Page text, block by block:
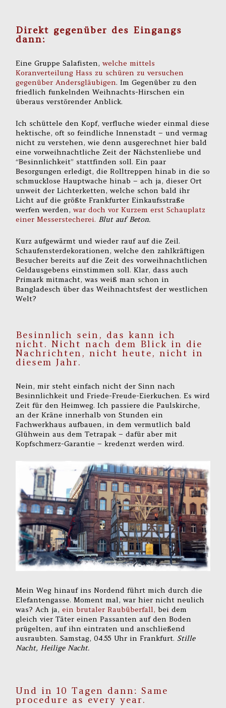
Direkt gegenüber des Eingangs
dann:
Eine Gruppe Salafisten,welche mittels
Koranverteilung Hass zu schüren zu versuchen
gegenüber Andersgläubigen. Im Gegenüber zu den
friedlich funkelnden Weihnachts-Hirschen ein
überaus verstörender Anblick.
Ich schüttele den Kopf, verfluche wieder einmal diese
hektische, oft so feindliche Innenstadt – und vermag
nicht zu verstehen, wie denn ausgerechnet hier bald
eine vorweihnachtliche Zeit der Nächstenliebe und
“Besinnlichkeit” stattfinden soll. Ein paar
Besorgungen erledigt, die Rolltreppen hinab in die so
schmucklose Hauptwache hinab – ach ja, dieser Ort
unweit der Lichterketten, welche schon bald ihr
Licht auf die größte Frankfurter Einkaufsstraße
werfen werden,war doch vor Kurzem erst Schauplatz
einer Messerstecherei. Blut auf Beton.
Kurz aufgewärmt und wieder rauf auf die Zeil.
Schaufensterdekorationen, welche den zahlkräftigen
Besucher bereits auf die Zeit des vorweihnachtlichen
Geldausgebens einstimmen soll. Klar, dass auch
Primark mitmacht, was weiß man schon in
Bangladesch über das Weihnachtsfest der westlichen
Welt?
Besinnlich sein, das kann ich
nicht. Nicht nach dem Blick in die
Nachrichten, nicht heute, nicht in
diesem Jahr.
Nein, mir steht einfach nicht der Sinn nach
Besinnlichkeit und Friede-Freude-Eierkuchen. Es wird
Zeit für den Heimweg. Ich passiere die Paulskirche,
an der Kräne innerhalb von Stunden ein
Fachwerkhaus aufbauen, in dem vermutlich bald
Glühwein aus dem Tetrapak – dafür aber mit
Kopfschmerz-Garantie – kredenzt werden wird.
Mein Weg hinauf ins Nordend führt mich durch die
Elefantengasse. Moment mal, war hier nicht neulich
was? Ach ja,ein brutaler Raubüberfall, bei dem
gleich vier Täter einen Passanten auf den Boden
prügelten, auf ihn eintraten und anschließend
ausraubten. Samstag, 04.55 Uhr in Frankfurt.Stille
Nacht, Heilige Nacht.
Und in 10 Tagen dann: Same
procedure as every year.